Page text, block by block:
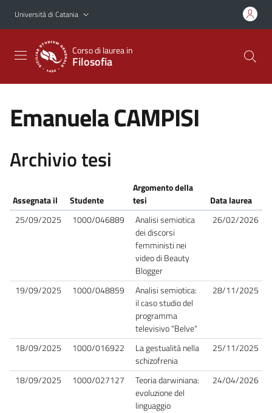
Vai al contenuto principale
Vai al menu di navigazione
Università di Catania
Corso di laurea in
Filosofia
Emanuela CAMPISI
Archivio tesi
Assegnata il Studente
Argomento della
tesi
Data laurea
25/09/2025
1000/046889
Analisi semiotica
dei discorsi
femministi nei
video di Beauty
Blogger
26/02/2026
19/09/2025 1000/048859
Analisi semiotica:
il caso studio del
programma
televisivo "Belve"
28/11/2025
18/09/2025 1000/016922
La gestualità nella
schizofrenia
25/11/2025
18/09/2025 1000/027127
Teoria darwiniana:
evoluzione del
linguaggio
24/04/2026